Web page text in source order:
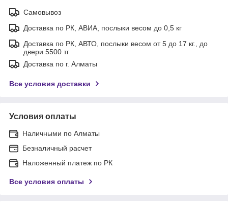
Самовывоз
Доставка по РК, АВИА, послыки весом до 0,5 кг
Доставка по РК, АВТО, послыки весом от 5 до 17 кг., до
двери 5500 тг
Доставка по г. Алматы
Все условия доставки
Условия оплаты
Наличными по Алматы
Безналичный расчет
Наложенный платеж по РК
Все условия оплаты